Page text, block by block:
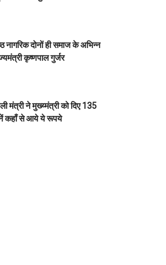
नागरिक दोनों ही समाज के अभिन्न
कृष्णपाल गुर्जर
मंत्री ने मुख्य्मंत्री को दिए 135
कहाँ से आये ये रूपये